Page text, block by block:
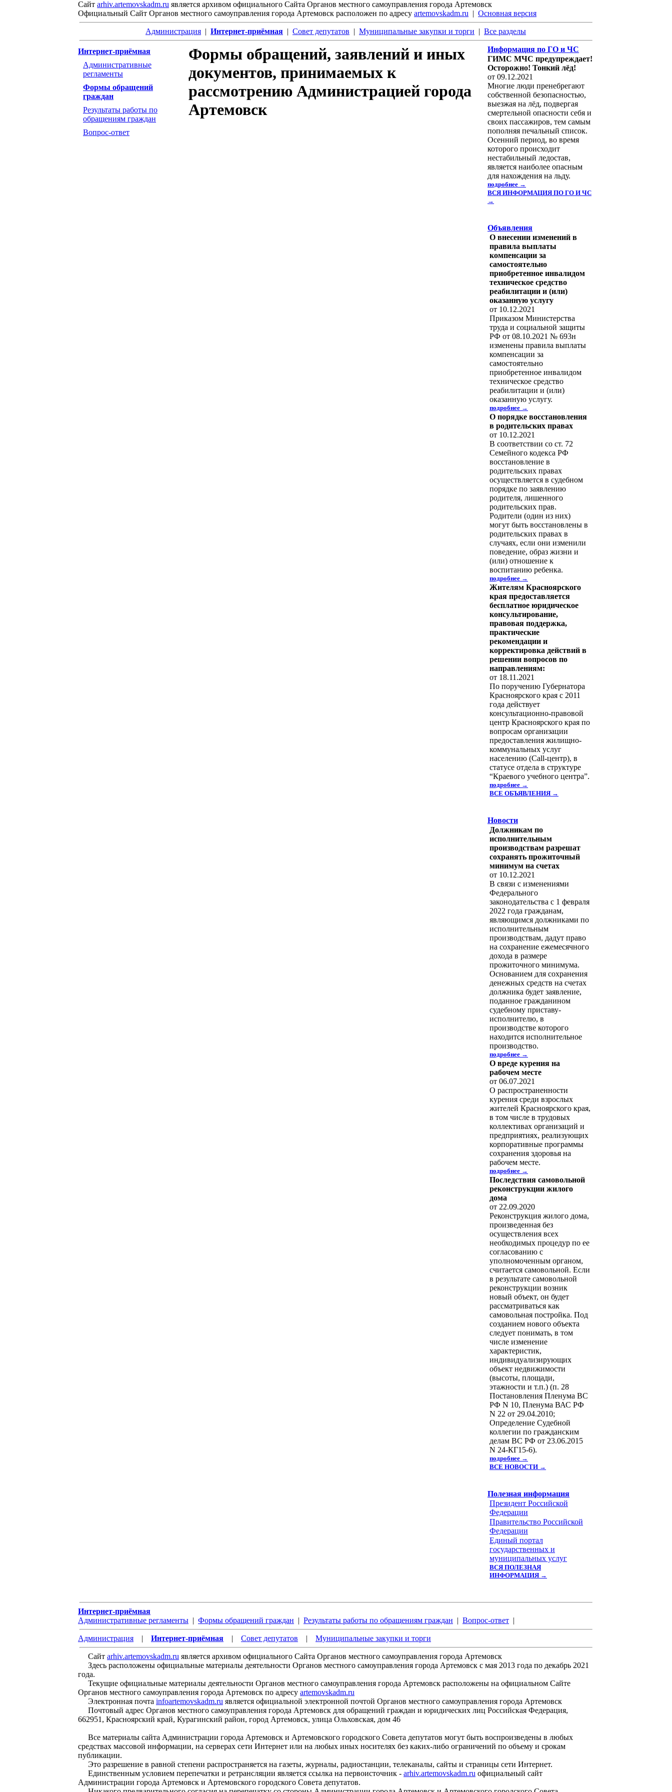
Сайт arhiv.artemovskadm.ru является архивом официального Сайта Органов местного самоуправления города Артемовск
Официальный Сайт Органов местного самоуправления города Артемовск расположен по адресу artemovskadm.ru | Основная версия
Администрация | Интернет-приёмная | Совет депутатов | Муниципальные закупки и торги | Все разделы
Интернет-приёмная
Административные
регламенты
Формы обращений
граждан
Результаты работы по
обращениям граждан
Вопрос-ответ
Формы обращений, заявлений и иных
документов, принимаемых к
рассмотрению Администрацией города
Артемовск
Информация по ГО и ЧС
ГИМС МЧС предупреждает!
Осторожно! Тонкий лёд!
от 09.12.2021
Многие люди пренебрегают
собственной безопасностью,
выезжая на лёд, подвергая
смертельной опасности себя и
своих пассажиров, тем самым
пополняя печальный список.
Осенний период, во время
которого происходит
нестабильный ледостав,
является наиболее опасным
для нахождения на льду.
подробнее →
ВСЯ ИНФОРМАЦИЯ ПО ГО И ЧС
→
Объявления
О внесении изменений в
правила выплаты
компенсации за
самостоятельно
приобретенное инвалидом
техническое средство
реабилитации и (или)
оказанную услугу
от 10.12.2021
Приказом Министерства
труда и социальной защиты
РФ от 08.10.2021 № 693н
изменены правила выплаты
компенсации за
самостоятельно
приобретенное инвалидом
техническое средство
реабилитации и (или)
оказанную услугу.
подробнее →
О порядке восстановления
в родительских правах
от 10.12.2021
В соответствии со ст. 72
Семейного кодекса РФ
восстановление в
родительских правах
осуществляется в судебном
порядке по заявлению
родителя, лишенного
родительских прав.
Родители (один из них)
могут быть восстановлены в
родительских правах в
случаях, если они изменили
поведение, образ жизни и
(или) отношение к
воспитанию ребенка.
подробнее →
Жителям Красноярского
края предоставляется
бесплатное юридическое
консультирование,
правовая поддержка,
практические
рекомендации и
корректировка действий в
решении вопросов по
направлениям:
от 18.11.2021
По поручению Губернатора
Красноярского края с 2011
года действует
консультационно-правовой
центр Красноярского края по
вопросам организации
предоставления жилищно-
коммунальных услуг
населению (Call-центр), в
статусе отдела в структуре
“Краевого учебного центра”.
подробнее →
ВСЕ ОБЪЯВЛЕНИЯ →
Новости
Должникам по
исполнительным
производствам разрешат
сохранять прожиточный
минимум на счетах
от 10.12.2021
В связи c изменениями
Федерального
законодательства с 1 февраля
2022 года гражданам,
являющимся должниками по
исполнительным
производствам, дадут право
на сохранение ежемесячного
дохода в размере
прожиточного минимума.
Основанием для сохранения
денежных средств на счетах
должника будет заявление,
поданное гражданином
судебному приставу-
исполнителю, в
производстве которого
находится исполнительное
производство.
подробнее →
О вреде курения на
рабочем месте
от 06.07.2021
О распространенности
курения среди взрослых
жителей Красноярского края,
в том числе в трудовых
коллективах организаций и
предприятиях, реализующих
корпоративные программы
сохранения здоровья на
рабочем месте.
подробнее →
Последствия самовольной
реконструкции жилого
дома
от 22.09.2020
Реконструкция жилого дома,
произведенная без
осуществления всех
необходимых процедур по ее
согласованию с
уполномоченным органом,
считается самовольной. Если
в результате самовольной
реконструкции возник
новый объект, он будет
рассматриваться как
самовольная постройка. Под
созданием нового объекта
следует понимать, в том
числе изменение
характеристик,
индивидуализирующих
объект недвижимости
(высоты, площади,
этажности и т.п.) (п. 28
Постановления Пленума ВС
РФ N 10, Пленума ВАС РФ
N 22 от 29.04.2010;
Определение Судебной
коллегии по гражданским
делам ВС РФ от 23.06.2015
N 24-КГ15-6).
подробнее →
ВСЕ НОВОСТИ →
Полезная информация
Президент Российской
Федерации
Правительство Российской
Федерации
Единый портал
государственных и
муниципальных услуг
ВСЯ ПОЛЕЗНАЯ
ИНФОРМАЦИЯ →
Интернет-приёмная
Административные регламенты | Формы обращений граждан | Результаты работы по обращениям граждан | Вопрос-ответ |
Администрация | Интернет-приёмная | Совет депутатов | Муниципальные закупки и торги
Сайт arhiv.artemovskadm.ru является архивом официального Сайта Органов местного самоуправления города Артемовск
Здесь расположены официальные материалы деятельности Органов местного самоуправления города Артемовск с мая 2013 года по декабрь 2021
года.
Текущие официальные материалы деятельности Органов местного самоуправления города Артемовск расположены на официальном Сайте
Органов местного самоуправления города Артемовск по адресу artemovskadm.ru
Электронная почта infoartemovskadm.ru является официальной электронной почтой Органов местного самоуправления города Артемовск
Почтовый адрес Органов местного самоуправления города Артемовск для обращений граждан и юридических лиц Российская Федерация,
662951, Красноярский край, Курагинский район, город Артемовск, улица Ольховская, дом 46
Все материалы сайта Администрации города Артемовск и Артемовского городского Совета депутатов могут быть воспроизведены в любых
средствах массовой информации, на серверах сети Интернет или на любых иных носителях без каких-либо ограничений по объему и срокам
публикации.
Это разрешение в равной степени распространяется на газеты, журналы, радиостанции, телеканалы, сайты и страницы сети Интернет.
Единственным условием перепечатки и ретрансляции является ссылка на первоисточник - arhiv.artemovskadm.ru официальный сайт
Администрации города Артемовск и Артемовского городского Совета депутатов.